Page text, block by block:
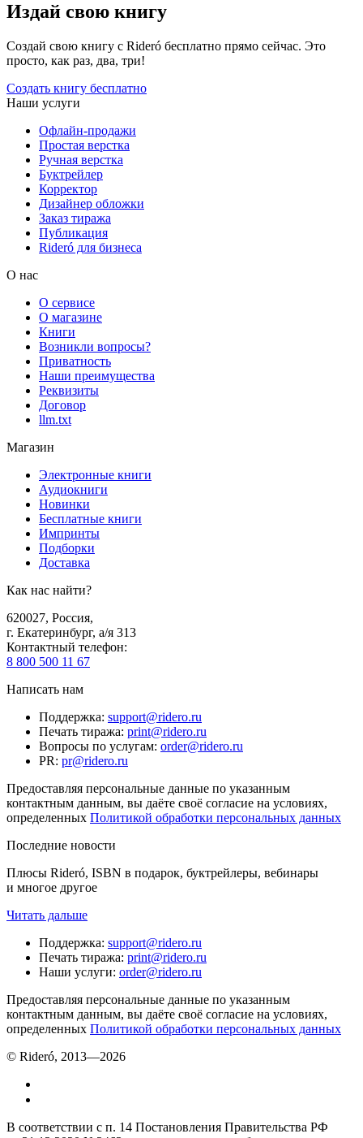
Издай свою книгу
Создай свою книгу с Rideró бесплатно прямо сейчас. Это
просто, как раз, два, три!
Создать книгу бесплатно
Наши услуги
Офлайн-продажи
Простая верстка
Ручная верстка
Буктрейлер
Корректор
Дизайнер обложки
Заказ тиража
Публикация
Rideró для бизнеса
О нас
О сервисе
О магазине
Книги
Возникли вопросы?
Приватность
Наши преимущества
Реквизиты
Договор
llm.txt
Магазин
Электронные книги
Аудиокниги
Новинки
Бесплатные книги
Импринты
Подборки
Доставка
Как нас найти?
620027, Россия,
г. Екатеринбург, а/я 313
Контактный телефон:
8 800 500 11 67
Написать нам
Поддержка: support@ridero.ru
Печать тиража: print@ridero.ru
Вопросы по услугам: order@ridero.ru
PR: pr@ridero.ru
Предоставляя персональные данные по указанным
контактным данным, вы даёте своё согласие на условиях,
определенных Политикой обработки персональных данных
Последние новости
Плюсы Rideró, ISBN в подарок, буктрейлеры, вебинары
и многое другое
Читать дальше
Поддержка: support@ridero.ru
Печать тиража: print@ridero.ru
Наши услуги: order@ridero.ru
Предоставляя персональные данные по указанным
контактным данным, вы даёте своё согласие на условиях,
определенных Политикой обработки персональных данных
© Rideró, 2013—2026
В соответствии с п. 14 Постановления Правительства РФ